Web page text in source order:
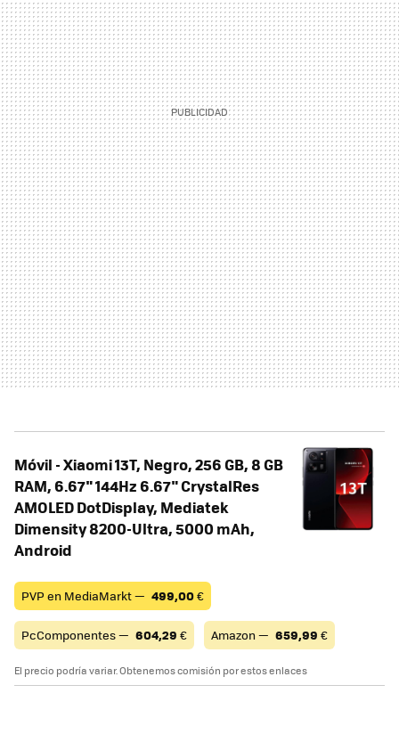
Móvil - Xiaomi 13T, Negro, 256 GB, 8 GB
RAM, 6.67" 144Hz 6.67" CrystalRes
AMOLED DotDisplay, Mediatek
Dimensity 8200-Ultra, 5000 mAh,
Android
PVP en MediaMarkt — 499,00€
PcComponentes — 604,29 € Amazon — 659,99 €
El precio podría variar. Obtenemos comisión por estos enlaces